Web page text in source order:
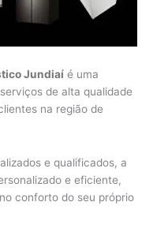
Jundiaí é uma
de alta qualidade
na região de
e qualificados, a
e eficiente,
conforto do seu próprio